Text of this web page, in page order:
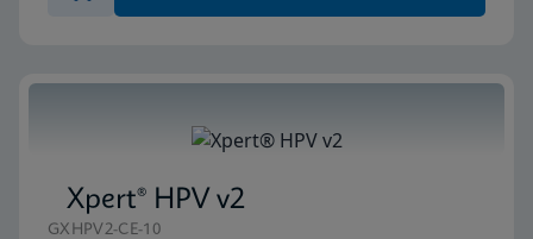
Xpert® HPV v2
GXHPV2-CE-10